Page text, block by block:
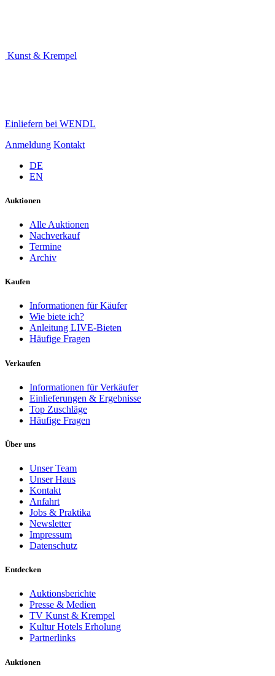
Kunst & Krempel
Einliefern bei WENDL
Anmeldung Kontakt
DE
EN
Auktionen
Alle Auktionen
Nachverkauf
Termine
Archiv
Kaufen
Informationen für Käufer
Wie biete ich?
Anleitung LIVE-Bieten
Häufige Fragen
Verkaufen
Informationen für Verkäufer
Einlieferungen & Ergebnisse
Top Zuschläge
Häufige Fragen
Über uns
Unser Team
Unser Haus
Kontakt
Anfahrt
Jobs & Praktika
Newsletter
Impressum
Datenschutz
Entdecken
Auktionsberichte
Presse & Medien
TV Kunst & Krempel
Kultur Hotels Erholung
Partnerlinks
Auktionen